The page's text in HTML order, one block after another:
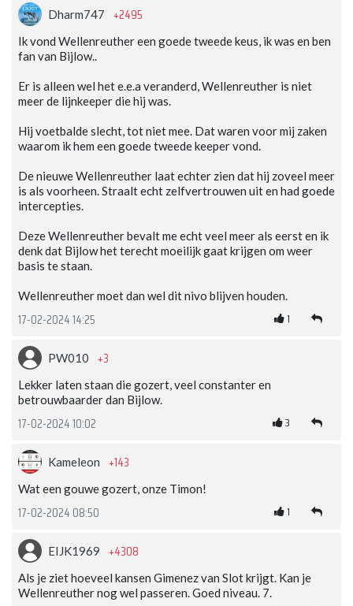
Dharm747 +2495
Ik vond Wellenreuther een goede tweede keus, ik was en ben
fan van Bijlow..
Er is alleen wel het e.e.a veranderd, Wellenreuther is niet
meer de lijnkeeper die hij was.
Hij voetbalde slecht, tot niet mee. Dat waren voor mij zaken
waarom ik hem een goede tweede keeper vond.
De nieuwe Wellenreuther laat echter zien dat hij zoveel meer
is als voorheen. Straalt echt zelfvertrouwen uit en had goede
intercepties.
Deze Wellenreuther bevalt me echt veel meer als eerst en ik
denk dat Bijlow het terecht moeilijk gaat krijgen om weer
basis te staan.
Wellenreuther moet dan wel dit nivo blijven houden.
17-02-2024 14:25 1
PW010 +3
Lekker laten staan die gozert, veel constanter en
betrouwbaarder dan Bijlow.
17-02-2024 10:02 3
Kameleon +143
Wat een gouwe gozert, onze Timon!
17-02-2024 08:50 1
EIJK1969 +4308
Als je ziet hoeveel kansen Gimenez van Slot krijgt. Kan je
Wellenreuther nog wel passeren. Goed niveau. 7.